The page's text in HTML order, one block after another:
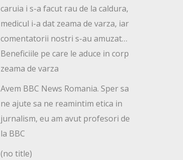
caruia i s-a facut rau de la caldura,
medicul i-a dat zeama de varza, iar
comentatorii nostri s-au amuzat…
Beneficiile pe care le aduce in corp
zeama de varza
Avem BBC News Romania. Sper sa
ne ajute sa ne reamintim etica in
jurnalism, eu am avut profesori de
la BBC
(no title)